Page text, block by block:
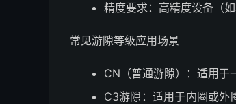
精度要求：高精度设备（
常见游隙等级应用场景
CN（普通游隙）：适用于
C3游隙：适用于内圈或